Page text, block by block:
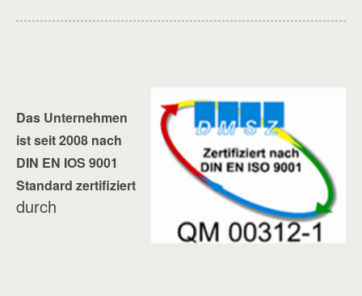
Das Unternehmen
ist seit 2008 nach
DIN EN IOS 9001
Standard zertifiziert
durch